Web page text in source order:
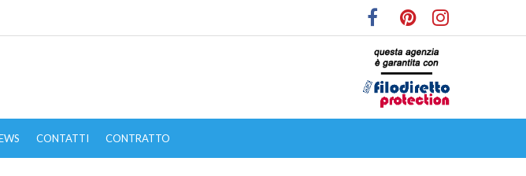
CONTATTI CONTRATTO